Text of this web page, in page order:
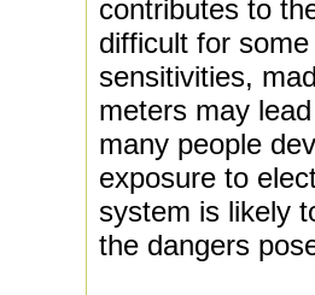
contributes to
difficult for
sensitivities,
meters may
many people
exposure to
system is likely
the dangers